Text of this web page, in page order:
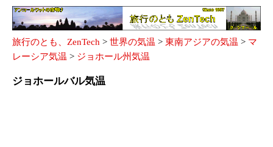
旅行のとも、ZenTech > 世界の気温 > 東南アジアの気温 > マ
レーシア気温 > ジョホール州気温
ジョホールバル気温